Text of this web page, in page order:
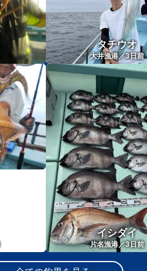
タチウオ
大井漁港／3日前
イシダイ
片名漁港／3日前